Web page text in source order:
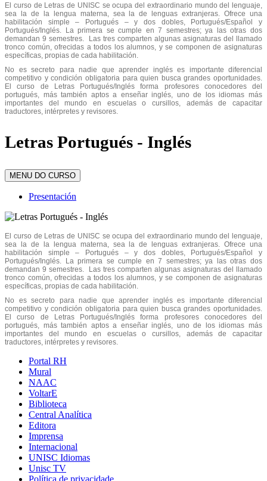
El curso de Letras de UNISC se ocupa del extraordinario mundo del lenguaje,
sea la de la lengua materna, sea la de lenguas extranjeras. Ofrece una
habilitación simple – Portugués – y dos dobles, Portugués/Español y
Portugués/Inglés. La primera se cumple en 7 semestres; ya las otras dos
demandan 9 semestres. Las tres comparten algunas asignaturas del llamado
tronco común, ofrecidas a todos los alumnos, y se componen de asignaturas
específicas, propias de cada habilitación.
No es secreto para nadie que aprender inglés es importante diferencial
competitivo y condición obligatoria para quien busca grandes oportunidades.
El curso de Letras Portugués/Inglés forma profesores conocedores del
portugués, más también aptos a enseñar inglés, uno de los idiomas más
importantes del mundo en escuelas o cursillos, además de capacitar
traductores, intérpretes y revisores.
Letras Portugués - Inglés
MENU DO CURSO
Presentación
El curso de Letras de UNISC se ocupa del extraordinario mundo del lenguaje,
sea la de la lengua materna, sea la de lenguas extranjeras. Ofrece una
habilitación simple – Portugués – y dos dobles, Portugués/Español y
Portugués/Inglés. La primera se cumple en 7 semestres; ya las otras dos
demandan 9 semestres. Las tres comparten algunas asignaturas del llamado
tronco común, ofrecidas a todos los alumnos, y se componen de asignaturas
específicas, propias de cada habilitación.
No es secreto para nadie que aprender inglés es importante diferencial
competitivo y condición obligatoria para quien busca grandes oportunidades.
El curso de Letras Portugués/Inglés forma profesores conocedores del
portugués, más también aptos a enseñar inglés, uno de los idiomas más
importantes del mundo en escuelas o cursillos, además de capacitar
traductores, intérpretes y revisores.
Portal RH
Mural
NAAC
VoltarE
Biblioteca
Central Analítica
Editora
Imprensa
Internacional
UNISC Idiomas
Unisc TV